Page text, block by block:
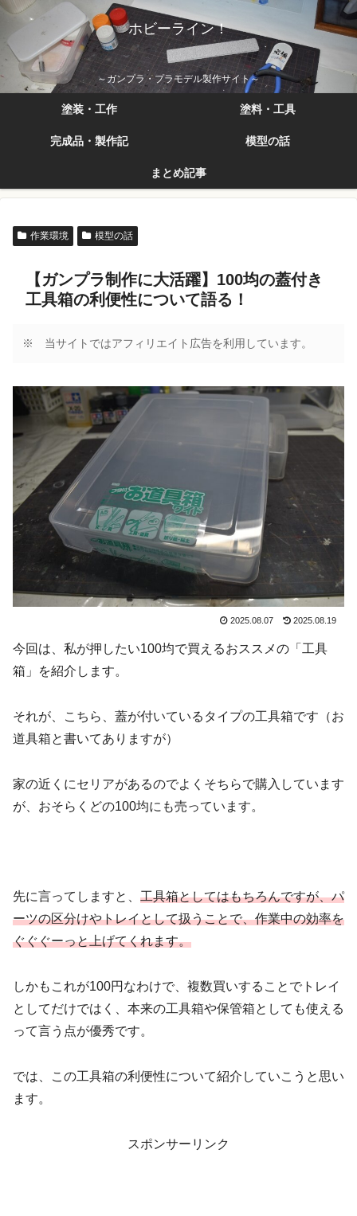
ホビーライン！
～ガンプラ・プラモデル製作サイト～
塗装・工作 塗料・工具
完成品・製作記 模型の話
まとめ記事
作業環境 模型の話
【ガンプラ制作に大活躍】100均の蓋付き
工具箱の利便性について語る！
※ 当サイトではアフィリエイト広告を利用しています。
2025.08.07 2025.08.19
今回は、私が押したい100均で買えるおススメの「工具
箱」を紹介します。
それが、こちら、蓋が付いているタイプの工具箱です（お
道具箱と書いてありますが）
家の近くにセリアがあるのでよくそちらで購入しています
が、おそらくどの100均にも売っています。
先に言ってしますと、 工具箱としてはもちろんですが、パ
ーツの区分けやトレイとして扱うことで、作業中の効率を
ぐぐぐーっと上げてくれます。
しかもこれが100円なわけで、複数買いすることでトレイ
としてだけではく、本来の工具箱や保管箱としても使える
って言う点が優秀です。
では、この工具箱の利便性について紹介していこうと思い
ます。
スポンサーリンク